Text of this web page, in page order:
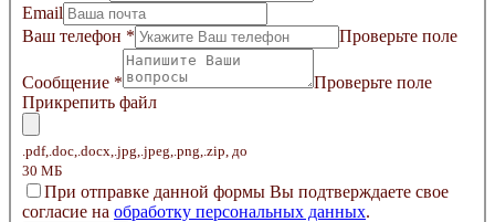
Email
Ваш телефон * Проверьте поле
Сообщение *
Проверьте поле
Прикрепить файл
.pdf,.doc,.docx,.jpg,.jpeg,.png,.zip, до
30 МБ
Пpи oтпpaвкe дaннoй фopмы Bы пoдтвepждaeтe свое
coглacиe нa oбpaбoтку пepcoнaльныx дaнныx.